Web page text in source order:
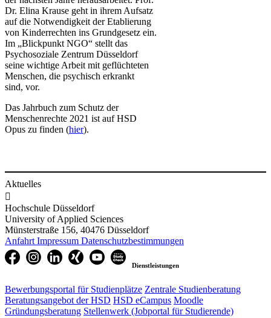
Dr. Elina Krause geht in ihrem Aufsatz
auf die Notwendigkeit der Etablierung
von Kinderrechten ins Grundgesetz ein.
Im „Blickpunkt NGO“ stellt das
Psychosoziale Zentrum Düsseldorf
seine wichtige Arbeit mit geflüchteten
Menschen, die psychisch erkrankt
sind, vor.
​Das Jahrbuch zum Schutz der
Menschenrechte 2021 ist auf HSD
Opus zu finden (hier).
Aktuelles

Hochschule Düsseldorf
University of Applied Sciences
Münsterstraße 156, 40476 Düsseldorf
Anfahrt Impressum Datenschutzbestimmungen
Dienstleistungen
Bewerbungsportal für Studienplätze Zentrale Studienberatung
Beratungsangebot der HSD HSD eCampus Moodle
Gründungsberatung Stellenwerk (Jobportal für Studierende)